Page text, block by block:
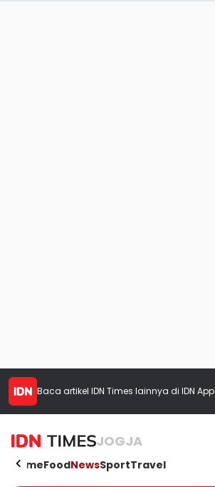
Baca artikel IDN Times lainnya di IDN App
JOGJA
HomeFoodNewsSportTravel